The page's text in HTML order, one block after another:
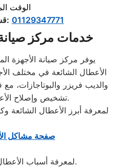
الوقت
: 01129347771
خدمات مركز صيانة
يوفر مركز صيانة الأجهزة
الأعطال الشائعة في مختلف
والديب فريزر
تشخيص وإصلاح الأعطال بدقة وسرعة.
لمعرفة أبرز الأعطال الشائعة
صفحة مشاكل
لمعرفة أسباب الأعطال وطرق الوقاية منها.